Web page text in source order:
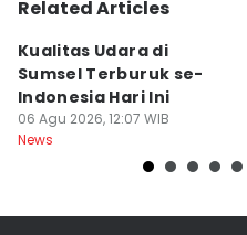
Related Articles
Kualitas Udara di
Sumsel Terburuk se-
Indonesia Hari Ini
06 Agu 2026, 12:07 WIB
News